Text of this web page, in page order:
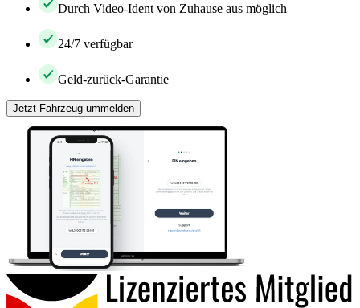
Durch Video-Ident von Zuhause aus möglich
24/7 verfügbar
Geld-zurück-Garantie
Jetzt Fahrzeug ummelden